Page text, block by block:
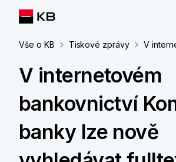
Vše o KB Tiskové zprávy V
V internetovém
bankovnictví
banky lze nově